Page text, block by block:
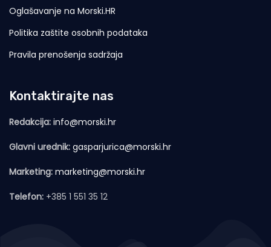
Oglašavanje na Morski.HR
Politika zaštite osobnih podataka
Pravila prenošenja sadržaja
Kontaktirajte nas
Redakcija: info@morski.hr
Glavni urednik: gasparjurica@morski.hr
Marketing: marketing@morski.hr
Telefon: +385 1 551 35 12